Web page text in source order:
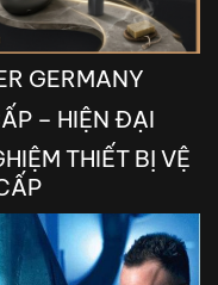
GERMANY
– HIỆN ĐẠI
THIẾT BỊ VỆ